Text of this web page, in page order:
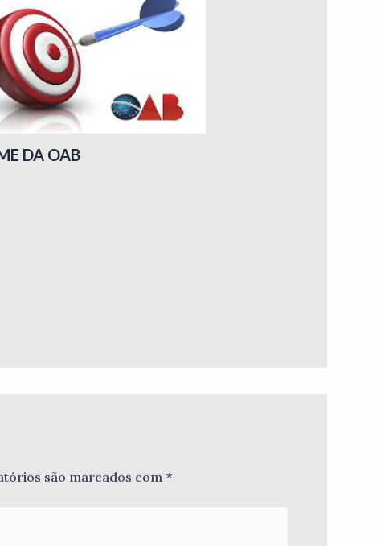
DA OAB
são marcados com *